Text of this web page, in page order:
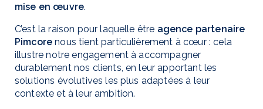
mise en œuvre.
C’est la raison pour laquelle être agence partenaire
Pimcore nous tient particulièrement à cœur : cela
illustre notre engagement à accompagner
durablement nos clients, en leur apportant les
solutions évolutives les plus adaptées à leur
contexte et à leur ambition.